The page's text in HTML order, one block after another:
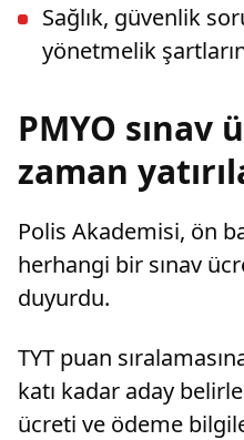
Sağlık, güvenlik
yönetmelik
PMYO sınav
zaman
Polis Akademisi, ön
herhangi bir sınav
duyurdu.
TYT puan
katı kadar aday
ücreti ve ödeme